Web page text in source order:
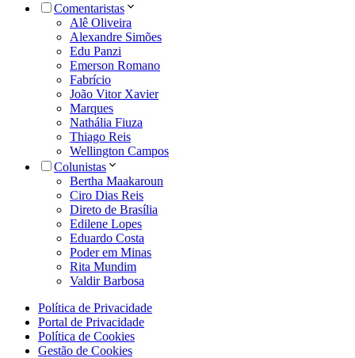
Comentaristas
Alê Oliveira
Alexandre Simões
Edu Panzi
Emerson Romano
Fabrício
João Vitor Xavier
Marques
Nathália Fiuza
Thiago Reis
Wellington Campos
Colunistas
Bertha Maakaroun
Ciro Dias Reis
Direto de Brasília
Edilene Lopes
Eduardo Costa
Poder em Minas
Rita Mundim
Valdir Barbosa
Política de Privacidade
Portal de Privacidade
Política de Cookies
Gestão de Cookies